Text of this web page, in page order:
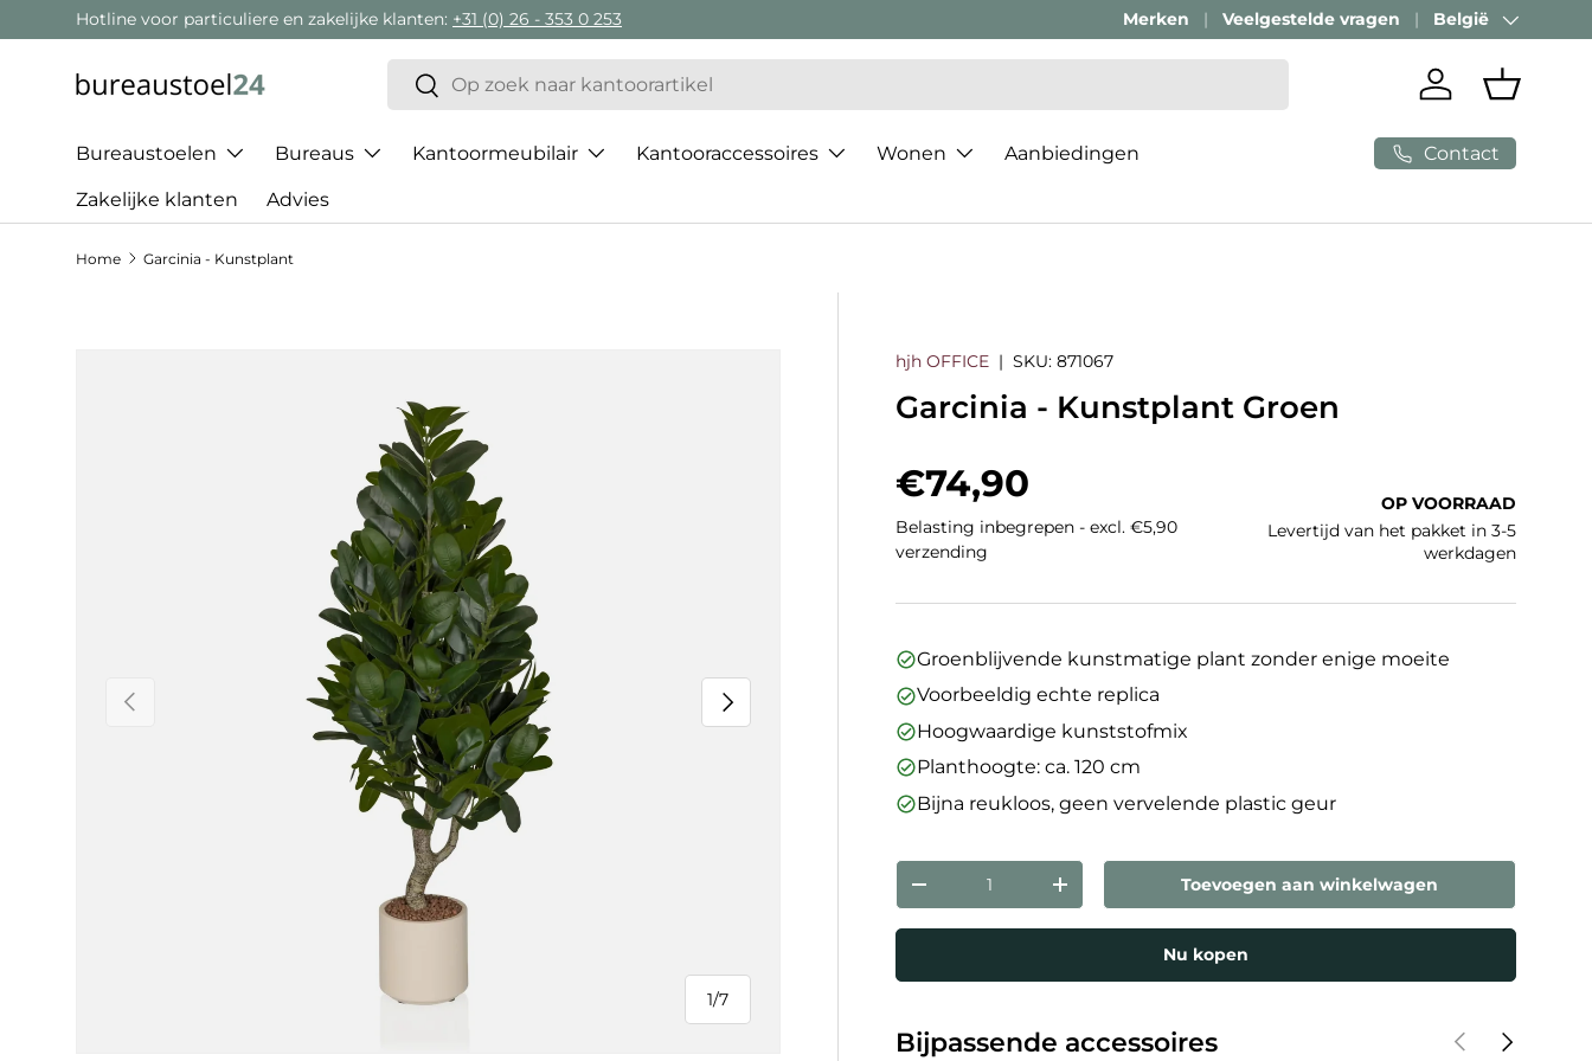
Ga naar inhoud
Hotline voor particuliere en zakelijke klanten: +31 (0) 26 - 353 0 253 Merken Veelgestelde vragen Land/Regio
België
Zoeken
Zoeken
InloggenMandje
Bureaustoelen Bureaus Kantoormeubilair Kantooraccessoires Wonen Aanbiedingen
Zakelijke klanten Advies
Contact
Home Garcinia - Kunstplant
Vorige
1/
van
7
Volgende
hjh OFFICE |SKU: 871067
Garcinia - Kunstplant Groen
Reguliere prijs
€74,90
Belasting inbegrepen - excl. €5,90
verzending
OP VOORRAAD
Levertijd van het pakket in 3-5
werkdagen
Groenblijvende kunstmatige plant zonder enige moeite
Voorbeeldig echte replica
Hoogwaardige kunststofmix
Planthoogte: ca. 120 cm
Bijna reukloos, geen vervelende plastic geur
Aantal
Verlaag de hoeveelheidVerhoog de hoeveelheidToevoegen aan winkelwagen
Nu kopen
Bijpassende accessoires Vorige Volgende